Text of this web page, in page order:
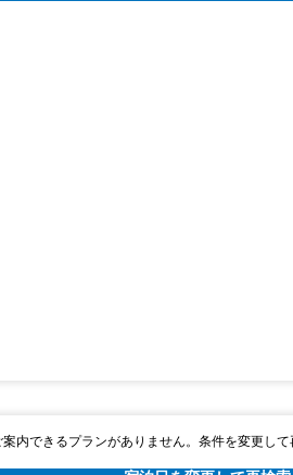
案内できるプランがありません。条件を変更して